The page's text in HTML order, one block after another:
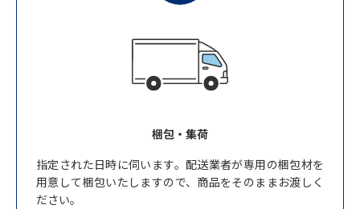
梱包・集荷
指定された日時に伺います。配送業者が専用の梱包材を
用意して梱包いたしますので、商品をそのままお渡しく
ださい。